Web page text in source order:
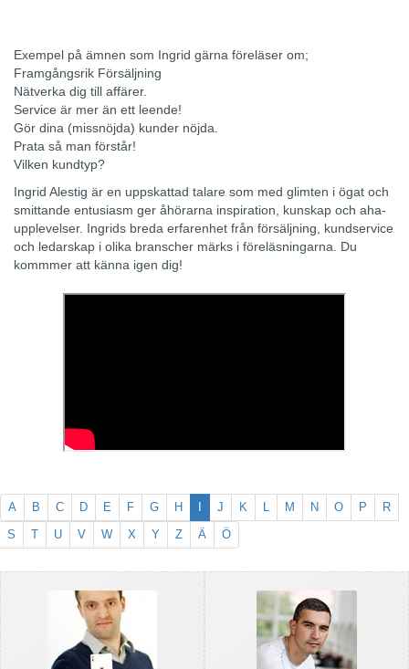
Exempel på ämnen som Ingrid gärna föreläser om;
Framgångsrik Försäljning
Nätverka dig till affärer.
Service är mer än ett leende!
Gör dina (missnöjda) kunder nöjda.
Prata så man förstår!
Vilken kundtyp?
Ingrid Alestig är en uppskattad talare som med glimten i ögat och
smittande entusiasm ger åhörarna inspiration, kunskap och aha-
upplevelser. Ingrids breda erfarenhet från försäljning, kundservice
och ledarskap i olika branscher märks i föreläsningarna. Du
kommmer att känna igen dig!
A B C D E F G H J K L M N O P
R
S
T U V W X Y Z Ä Ö